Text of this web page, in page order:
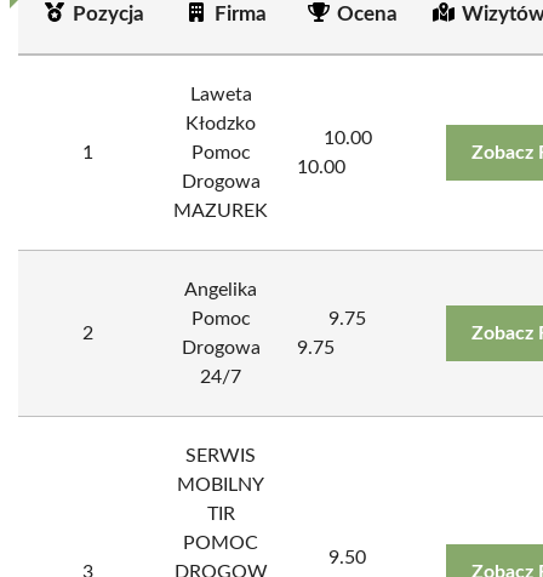
Pozycja Firma Ocena
1
Laweta
Kłodzko
Pomoc
Drogowa
MAZUREK
10.00
10.00
Zobacz
2
Angelika
Pomoc
Drogowa
24/7
9.75
9.75
Zobacz
3
SERWIS
MOBILNY
TIR
POMOC
DROGOW
9.50
Zobacz